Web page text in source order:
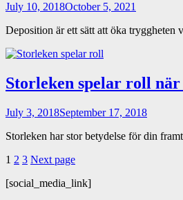
July 10, 2018October 5, 2021
Deposition är ett sätt att öka
Storleken spelar roll
July 3, 2018September 17, 2018
Storleken har stor betydelse för din
Posts
navigation
1 2 3 Next page
[social_media_link]